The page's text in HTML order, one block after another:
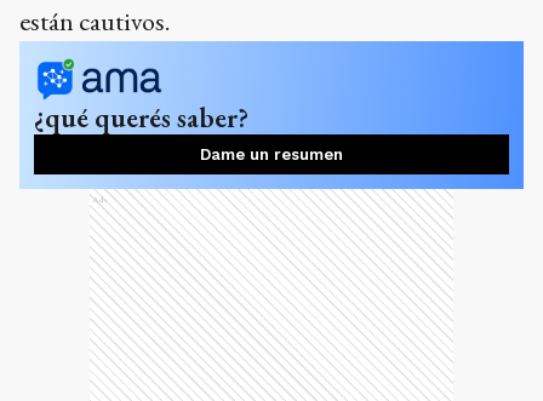
están cautivos.
¿qué querés saber?
Dame un resumen
Ads